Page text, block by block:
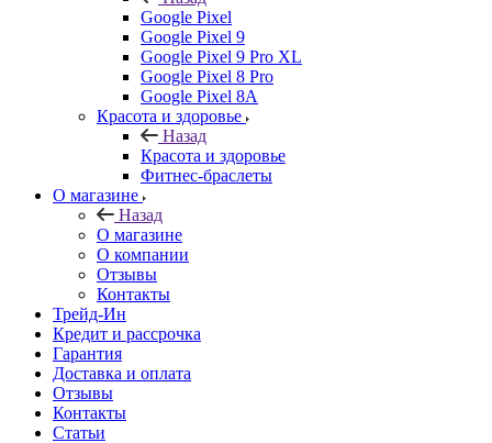
Google Pixel
Google Pixel 9
Google Pixel 9 Pro XL
Google Pixel 8 Pro
Google Pixel 8A
Красота и здоровье
Назад
Красота и здоровье
Фитнес-браслеты
О магазине
Назад
О магазине
О компании
Отзывы
Контакты
Трейд-Ин
Кредит и рассрочка
Гарантия
Доставка и оплата
Отзывы
Контакты
Статьи